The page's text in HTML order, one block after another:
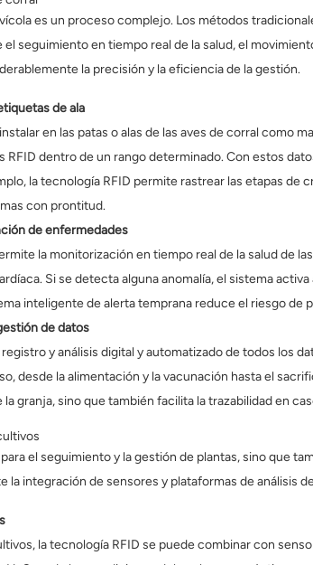
한국어
Türk
Ελληνικά
Polski
แบบไทย
Indonesia
norsk
es un proceso complejo. Los métodos
seguimiento en tiempo real de la salud, el
la precisión y la eficiencia de la gestión.
de ala
en las patas o alas de las aves de corral
RFID dentro de un rango determinado. Con estos
la tecnología RFID permite rastrear las etapas
con prontitud.
de enfermedades
la monitorización en tiempo real de la salud de
Si se detecta alguna anomalía, el sistema
inteligente de alerta temprana reduce el riesgo de
de datos
y análisis digital y automatizado de todos los
desde la alimentación y la vacunación hasta el
granja, sino que también facilita la trazabilidad en
el seguimiento y la gestión de plantas, sino que
integración de sensores y plataformas de análisis
la tecnología RFID se puede combinar con